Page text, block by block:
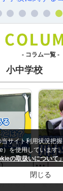
- コラム一覧 -
小中学校
せる子
【保
要と
問い合せ
サイト利用状況把
）を使用しています
の取扱いについて
閉じる